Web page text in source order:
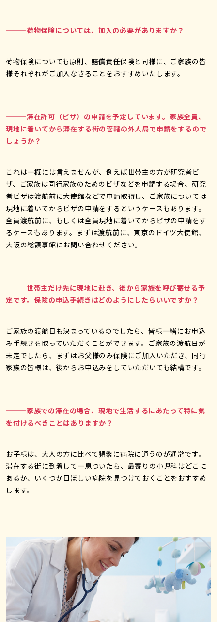
———荷物保険については、加入の必要がありますか？
荷物保険についても原則、賠償責任保険と同様に、ご家族の皆
様それぞれがご加入なさることをおすすめいたします。
———滞在許可（ビザ）の申請を予定しています。家族全員、
現地に着いてから滞在する街の管轄の外人局で申請をするので
しょうか？
これは一概には言えませんが、例えば世帯主の方が研究者ビ
ザ、ご家族は同行家族のためのビザなどを申請する場合、研究
者ビザは渡航前に大使館などで申請取得し、ご家族については
現地に着いてからビザの申請をするというケースもあります。
全員渡航前に、もしくは全員現地に着いてからビザの申請をす
るケースもあります。まずは渡航前に、東京のドイツ大使館、
大阪の総領事館にお問い合わせください。
———世帯主だけ先に現地に赴き、後から家族を呼び寄せる予
定です。保険の申込手続きはどのようにしたらいいですか？
ご家族の渡航日も決まっているのでしたら、皆様一緒にお申込
み手続きを取っていただくことができます。ご家族の渡航日が
未定でしたら、まずはお父様のみ保険にご加入いただき、同行
家族の皆様は、後からお申込みをしていただいても結構です。
———家族での滞在の場合、現地で生活するにあたって特に気
を付けるべきことはありますか？
お子様は、大人の方に比べて頻繁に病院に通うのが通常です。
滞在する街に到着して一息ついたら、最寄りの小児科はどこに
あるか、いくつか目ぼしい病院を見つけておくことをおすすめ
します。